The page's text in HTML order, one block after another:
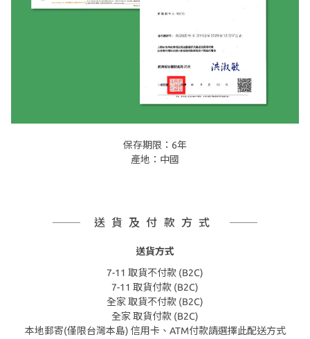
保存期限：6年
產地：中國
送貨及付款方式
送貨方式
7-11 取貨不付款 (B2C)
7-11 取貨付款 (B2C)
全家 取貨不付款 (B2C)
全家 取貨付款 (B2C)
本地郵寄(僅限台灣本島) 信用卡、ATM付款請選擇此配送方式